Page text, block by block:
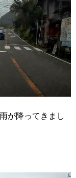
が降ってきまし